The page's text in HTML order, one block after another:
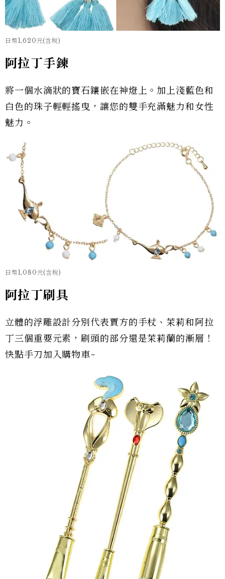
日幣1,620元(含稅)
阿拉丁手鍊
將一個水滴狀的寶石鑲嵌在神燈上。加上淺藍色和
白色的珠子輕輕搖曳，讓您的雙手充滿魅力和女性
魅力。
日幣1,080元(含稅)
阿拉丁刷具
立體的浮雕設計分別代表賈方的手杖、茉莉和阿拉
丁三個重要元素，刷頭的部分還是茉莉蘭的漸層！
快點手刀加入購物車~